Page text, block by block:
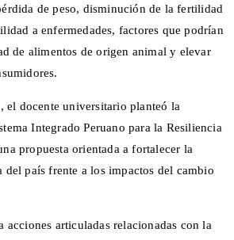
de peso, disminución de la fertilidad
a enfermedades, factores que podrían
de alimentos de origen animal y elevar
el docente universitario planteó la
Integrado Peruano para la Resiliencia
propuesta orientada a fortalecer la
del país frente a los impactos del cambio
articuladas relacionadas con la